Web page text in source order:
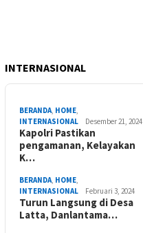
INTERNASIONAL
BERANDA, HOME,
INTERNASIONAL
Desember 21, 2024
Kapolri Pastikan
pengamanan, Kelayakan
K…
BERANDA, HOME,
INTERNASIONAL
Februari 3, 2024
Turun Langsung di Desa
Latta, Danlantama…